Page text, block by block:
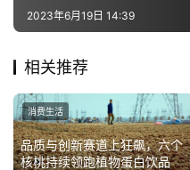
2023年6月19日 14:39
相关推荐
品质与创新赛道上狂飙，六个
核桃持续领跑植物蛋白饮品
消费生活